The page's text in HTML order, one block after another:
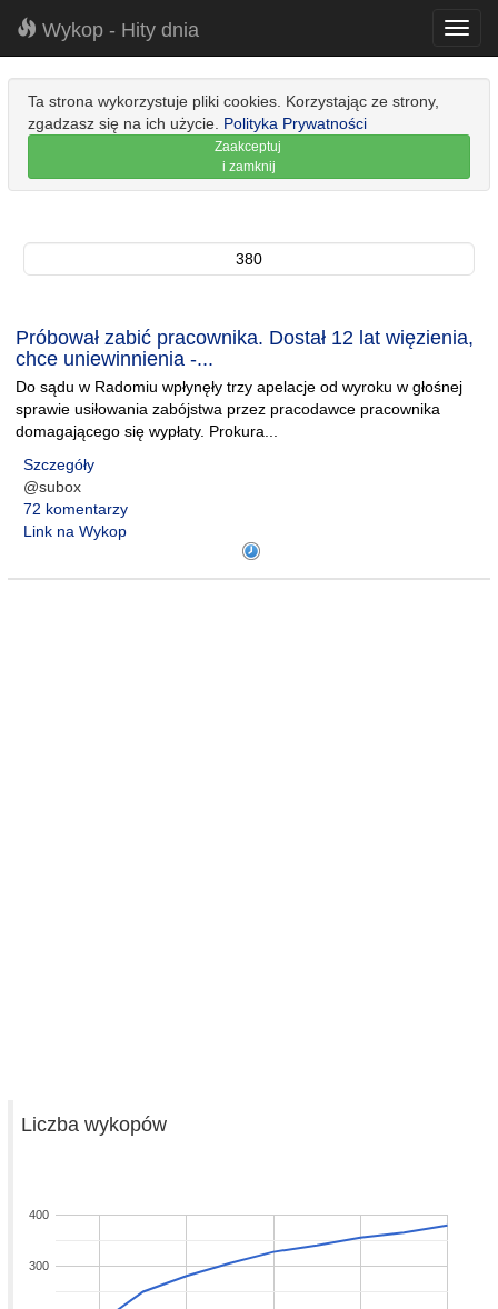
Wykop - Hity dnia
Ta strona wykorzystuje pliki cookies. Korzystając ze strony,
zgadzasz się na ich użycie. Polityka Prywatności
Zaakceptuj
i zamknij
380
Próbował zabić pracownika. Dostał 12 lat więzienia,
chce uniewinnienia -...
Do sądu w Radomiu wpłynęły trzy apelacje od wyroku w głośnej
sprawie usiłowania zabójstwa przez pracodawce pracownika
domagającego się wypłaty. Prokura...
Szczegóły
@subox
72 komentarzy
Link na Wykop
Liczba wykopów
300
400